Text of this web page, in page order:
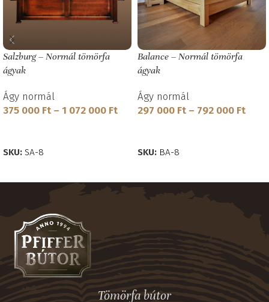
Salzburg – Normál tömörfa
ágyak
Ágy normál
375 000 Ft – 1 072 000 Ft
SKU: SA-8
Balance – Normál tömörfa
ágyak
Ágy normál
297 000 Ft – 792 000 Ft
SKU: BA-8
Tömörfa bútor